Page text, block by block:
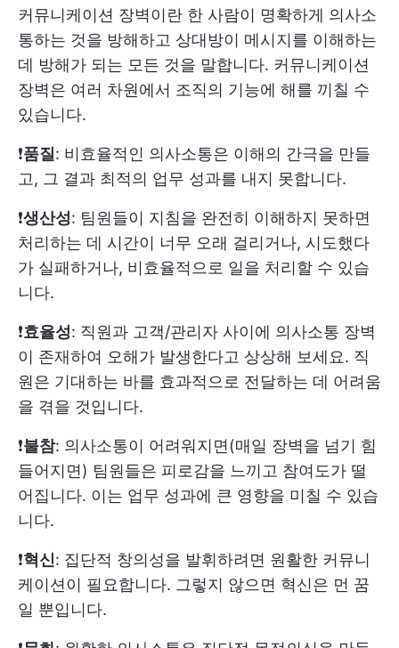
커뮤니케이션 장벽이란 한 사람이 명확하게 의사소
통하는 것을 방해하고 상대방이 메시지를 이해하는
데 방해가 되는 모든 것을 말합니다. 커뮤니케이션
장벽은 여러 차원에서 조직의 기능에 해를 끼칠 수
있습니다.
❗️품질 : 비효율적인 의사소통은 이해의 간극을 만들
고, 그 결과 최적의 업무 성과를 내지 못합니다.
❗️생산성: 팀원들이 지침을 완전히 이해하지 못하면
처리하는 데 시간이 너무 오래 걸리거나, 시도했다
가 실패하거나, 비효율적으로 일을 처리할 수 있습
니다.
❗️효율성: 직원과 고객/관리자 사이에 의사소통 장벽
이 존재하여 오해가 발생한다고 상상해 보세요. 직
원은 기대하는 바를 효과적으로 전달하는 데 어려움
을 겪을 것입니다.
❗️불참: 의사소통이 어려워지면(매일 장벽을 넘기 힘
들어지면) 팀원들은 피로감을 느끼고 참여도가 떨
어집니다. 이는 업무 성과에 큰 영향을 미칠 수 있습
니다.
❗️혁신: 집단적 창의성을 발휘하려면 원활한 커뮤니
케이션이 필요합니다. 그렇지 않으면 혁신은 먼 꿈
일 뿐입니다.